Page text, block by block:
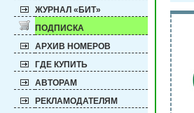
ЖУРНАЛ «БИТ»
ПОДПИСКА
АРХИВ НОМЕРОВ
ГДЕ КУПИТЬ
АВТОРАМ
РЕКЛАМОДАТЕЛЯМ